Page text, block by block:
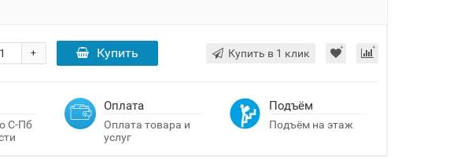
+ Купить Купить в 1 клик
С-Пб
Оплата
Оплата товара и
услуг
Подъём
Подъём на этаж